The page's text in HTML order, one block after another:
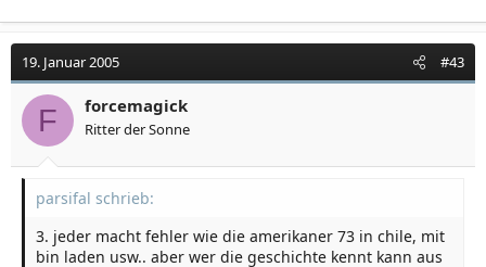
19. Januar 2005 #43
F forcemagick
Ritter der Sonne
parsifal schrieb:
3. jeder macht fehler wie die amerikaner 73 in chile, mit
bin laden usw.. aber wer die geschichte kennt kann aus